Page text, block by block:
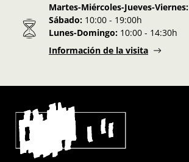
Martes-Miércoles-Jueves-Viernes:
Sábado: 10:00 - 19:00h
Lunes-Domingo: 10:00 - 14:30h
Información de la visita